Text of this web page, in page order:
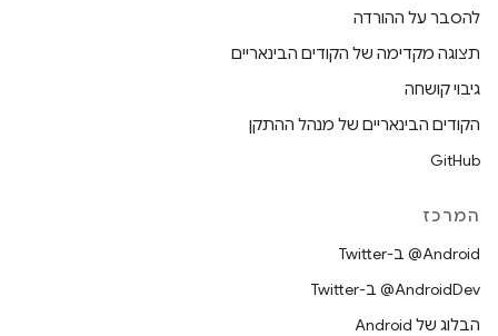
להסבר על ההורדה
תצוגה מקדימה של הקודים הבינאריים
גיבוי קושחה
הקודים הבינאריים של מנהל ההתקן
GitHub
המרכז
‎@Android ב-Twitter
‎@AndroidDev ב-Twitter
הבלוג של Android